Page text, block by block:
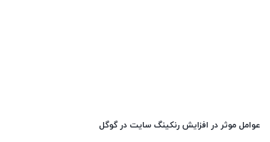
عوامل موثر در افزایش رنکینگ سایت در گوگل